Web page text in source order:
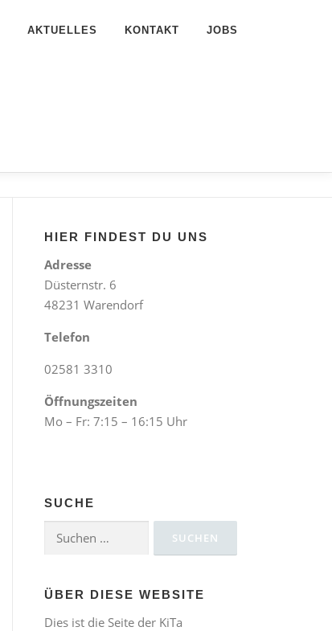
AKTUELLES KONTAKT JOBS
HIER FINDEST DU UNS
Adresse
Düsternstr. 6
48231 Warendorf
Telefon
02581 3310
Öffnungszeiten
Mo – Fr: 7:15 – 16:15 Uhr
SUCHE
Suchen
ÜBER DIESE WEBSITE
Dies ist die Seite der KiTa